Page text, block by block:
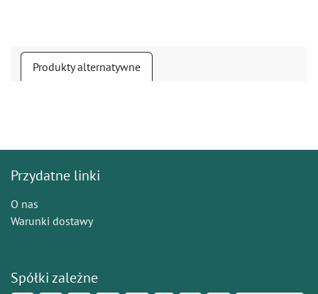
Produkty alternatywne
Przydatne linki
O nas
Warunki dostawy
Spółki zależne